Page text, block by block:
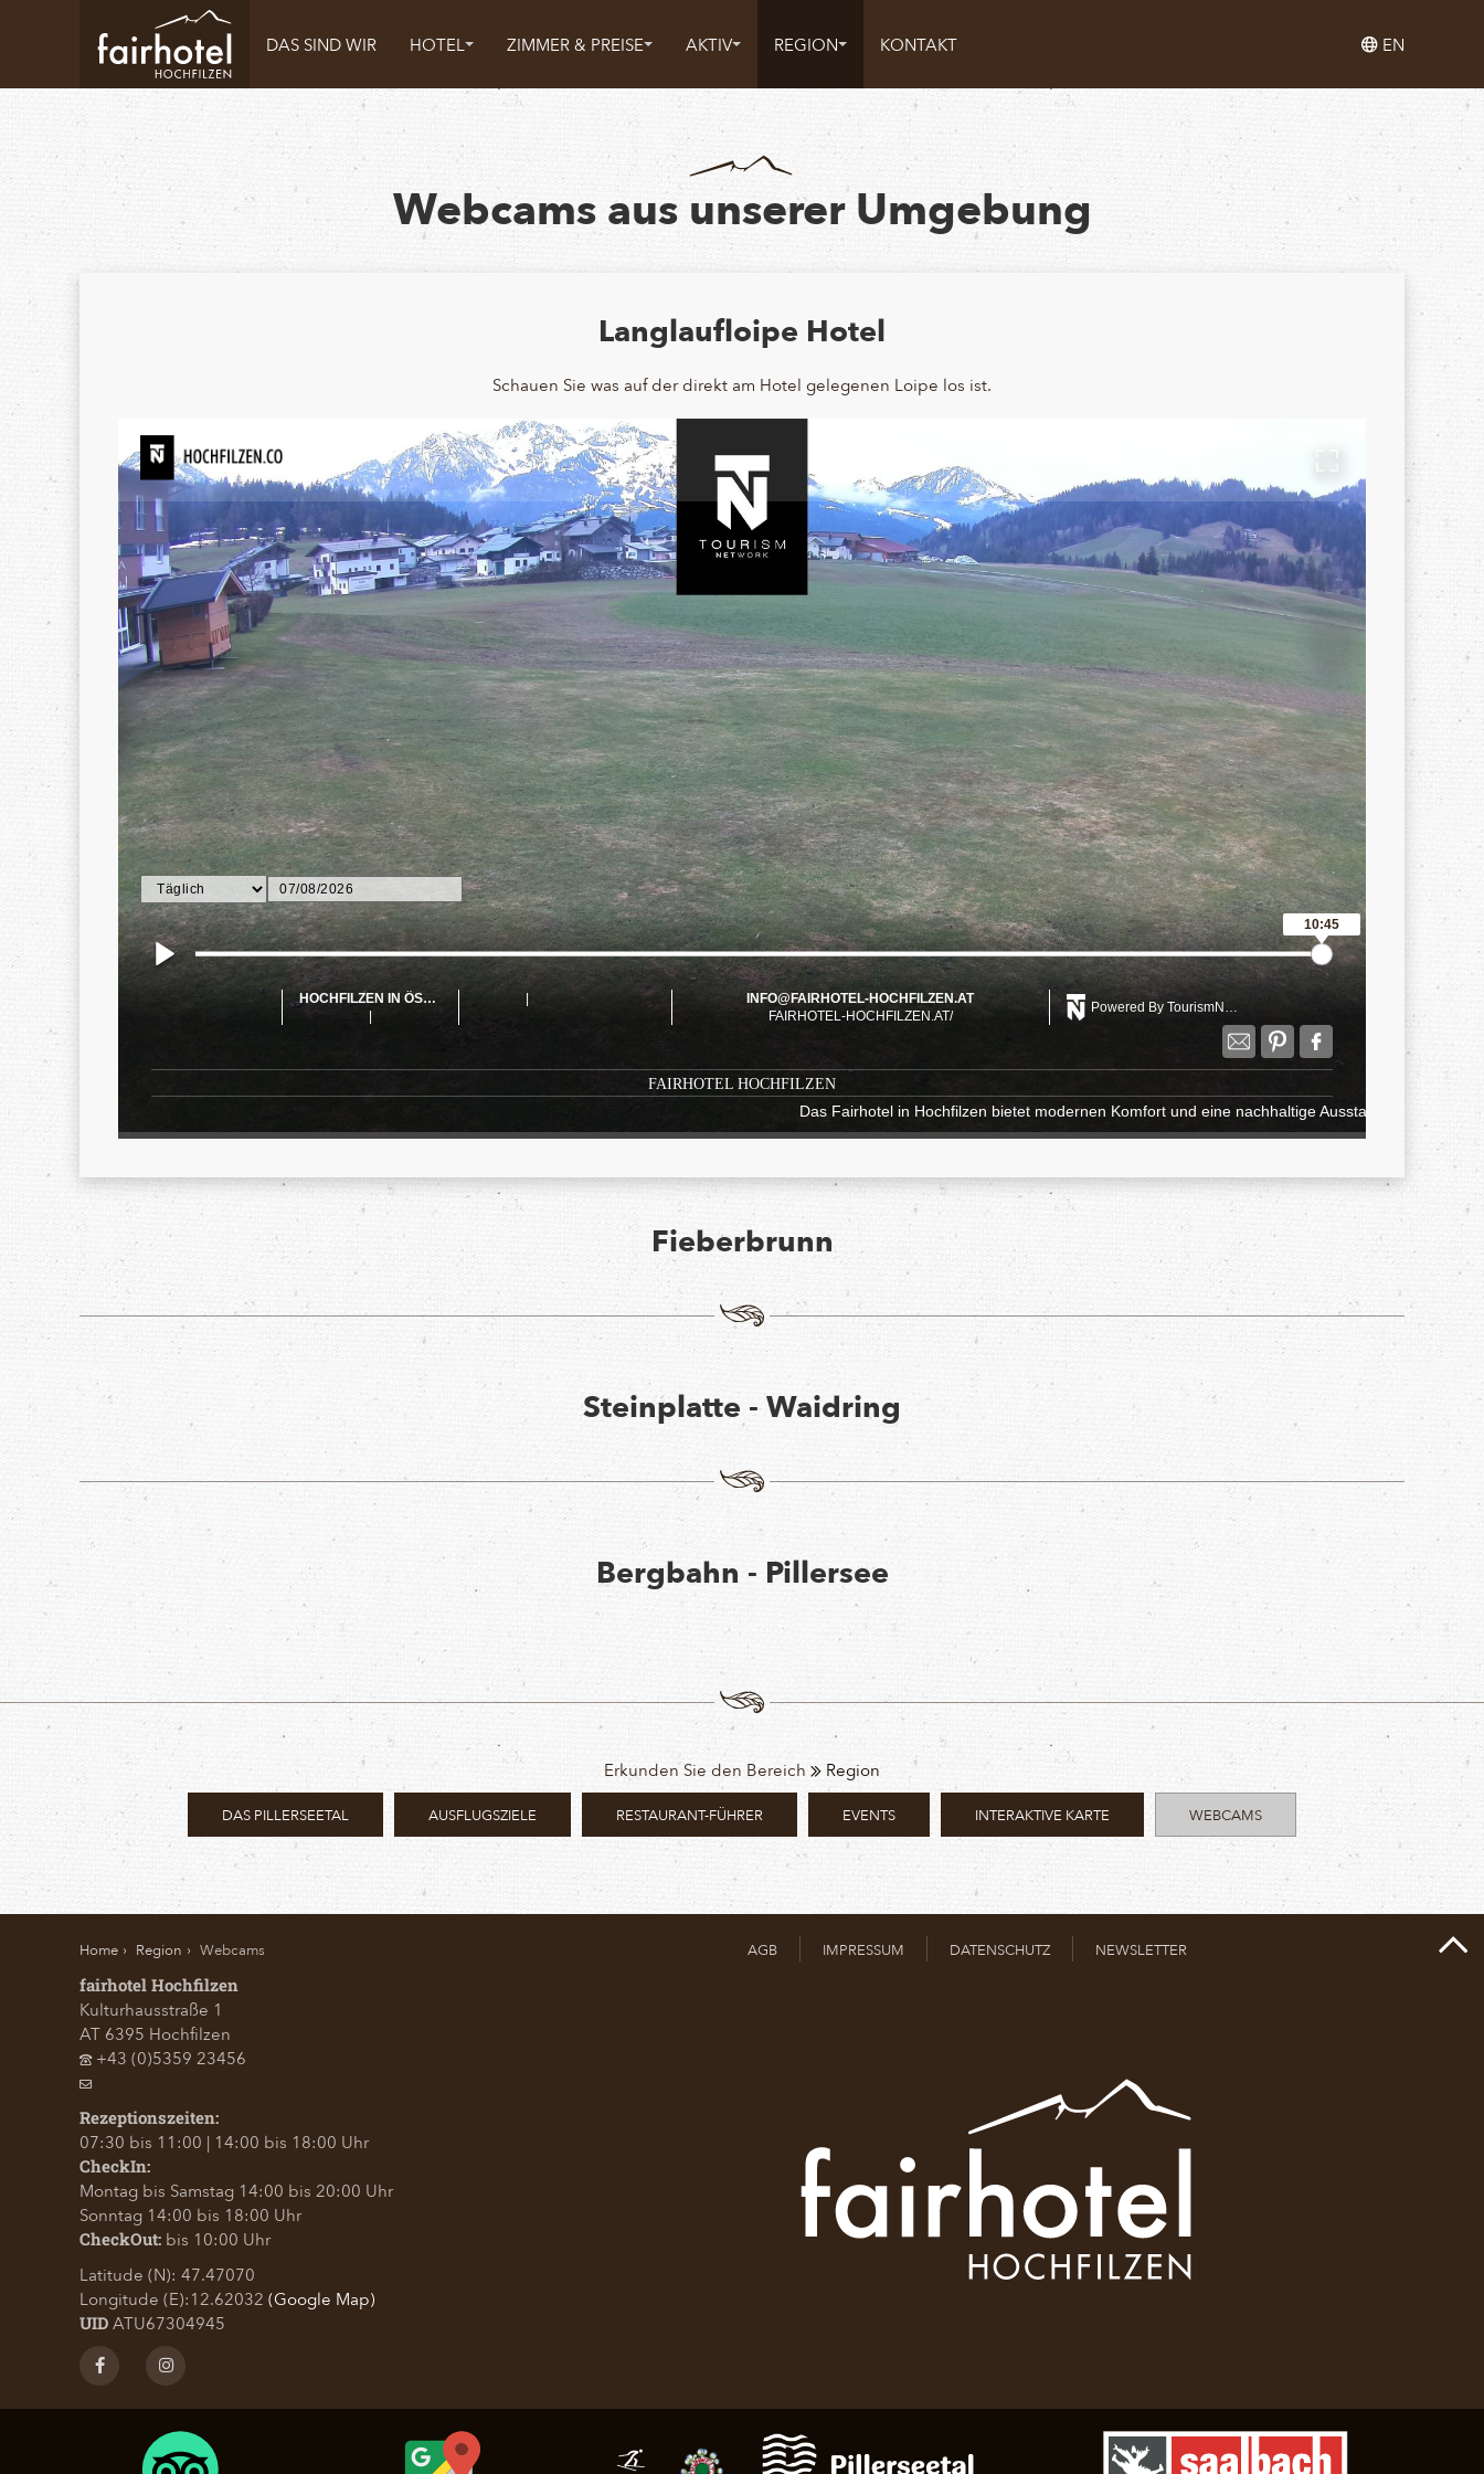
DAS SIND WIR HOTEL ZIMMER & PREISE AKTIV REGION KONTAKT EN
Webcams aus unserer Umgebung
Langlaufloipe Hotel
Schauen Sie was auf der direkt am Hotel gelegenen Loipe los ist.
10:45
HOCHFILZEN IN ÖSTERREICH
INFO@FAIRHOTEL-HOCHFILZEN.AT
FAIRHOTEL-HOCHFILZEN.AT/
Powered By TourismNETWORK
FAIRHOTEL HOCHFILZEN
Das Fairhotel in Hochfilzen bietet modernen Komfort und eine nachhaltige Ausstattung, ideal für
Fieberbrunn
Steinplatte - Waidring
Bergbahn - Pillersee
Erkunden Sie den Bereich Region
DAS PILLERSEETAL AUSFLUGSZIELE RESTAURANT-FÜHRER EVENTS INTERAKTIVE KARTE WEBCAMS
Home Region Webcams AGB IMPRESSUM DATENSCHUTZ NEWSLETTER
fairhotel Hochfilzen
Kulturhausstraße 1
AT 6395 Hochfilzen
+43 (0)5359 23456
Rezeptionszeiten:
07:30 bis 11:00 | 14:00 bis 18:00 Uhr
CheckIn:
Montag bis Samstag 14:00 bis 20:00 Uhr
Sonntag 14:00 bis 18:00 Uhr
CheckOut: bis 10:00 Uhr
Latitude (N): 47.47070
Longitude (E):12.62032 (Google Map)
UID ATU67304945